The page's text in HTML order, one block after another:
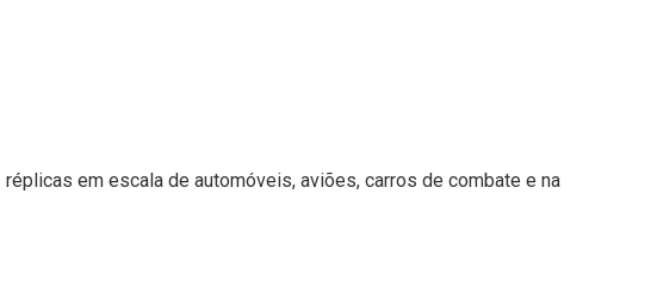
em escala de automóveis, aviões, carros de combate e na